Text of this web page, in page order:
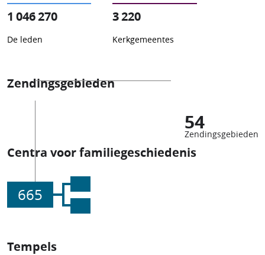
1 046 270
De leden
3 220
Kerkgemeentes
Zendingsgebieden
54
Zendingsgebieden
Centra voor familiegeschiedenis
665
Tempels